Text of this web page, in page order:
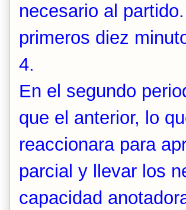
necesario al
primeros diez
4.
En el segundo
que el anterior, lo
reaccionara para
parcial y llevar los
capacidad